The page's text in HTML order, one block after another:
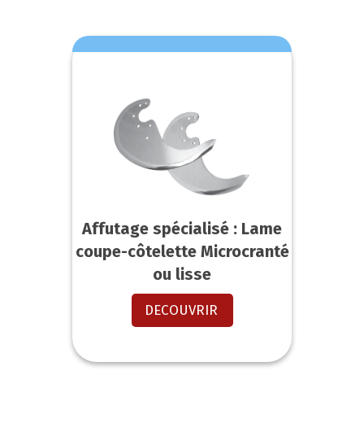
Affutage spécialisé : Lame
coupe-côtelette Microcranté
ou lisse
DECOUVRIR